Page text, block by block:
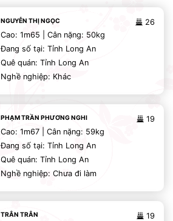
26
NGUYỄN THỊ NGỌC
Cao: 1m65 | Cân nặng: 50kg
Đang số tại: Tỉnh Long An
Quê quán: Tỉnh Long An
Nghề nghiệp: Khác
19
PHẠM TRẦN PHƯƠNG NGHI
Cao: 1m67 | Cân nặng: 59kg
Đang số tại: Tỉnh Long An
Quê quán: Tỉnh Long An
Nghề nghiệp: Chưa đi làm
19
TRÂN TRÂN